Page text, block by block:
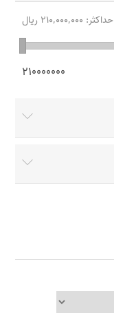
حداکثر: 210٬000٬000 ریال
210000000